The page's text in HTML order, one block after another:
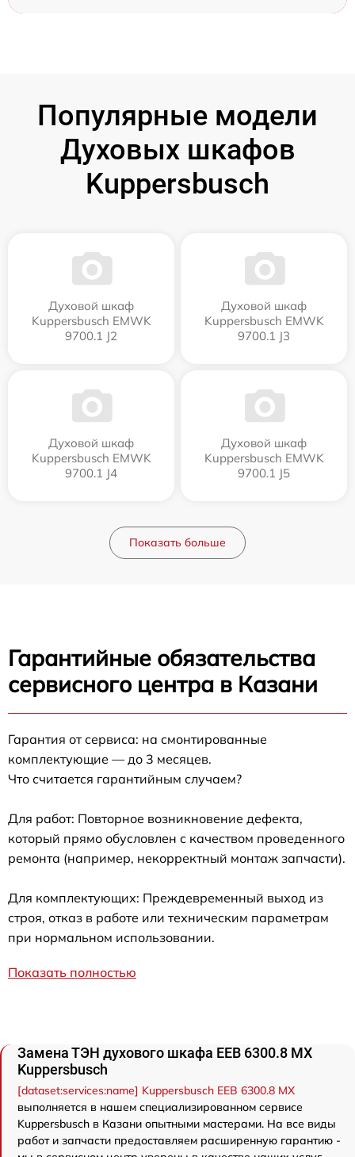
Популярные модели
Духовых шкафов
Kuppersbusch
Духовой шкаф
Kuppersbusch EMWK
9700.1 J2
Духовой шкаф
Kuppersbusch EMWK
9700.1 J3
Духовой шкаф
Kuppersbusch EMWK
9700.1 J4
Духовой шкаф
Kuppersbusch EMWK
9700.1 J5
Показать больше
Гарантийные обязательства
сервисного центра в Казани
Гарантия от сервиса: на смонтированные
комплектующие — до 3 месяцев.
Что считается гарантийным случаем?
Для работ: Повторное возникновение дефекта,
который прямо обусловлен с качеством проведенного
ремонта (например, некорректный монтаж запчасти).
Для комплектующих: Преждевременный выход из
строя, отказ в работе или техническим параметрам
при нормальном использовании.
Показать полностью
Замена ТЭН духового шкафа EEB 6300.8 MX
Kuppersbusch
[dataset:services:name] Kuppersbusch EEB 6300.8 MX
выполняется в нашем специализированном сервисе
Kuppersbusch в Казани опытными мастерами. На все виды
работ и запчасти предоставляем расширенную гарантию -